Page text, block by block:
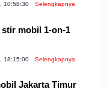
10:58:30 Selengkapnya
mobil 1-on-1
18:15:00 Selengkapnya
Jakarta Timur